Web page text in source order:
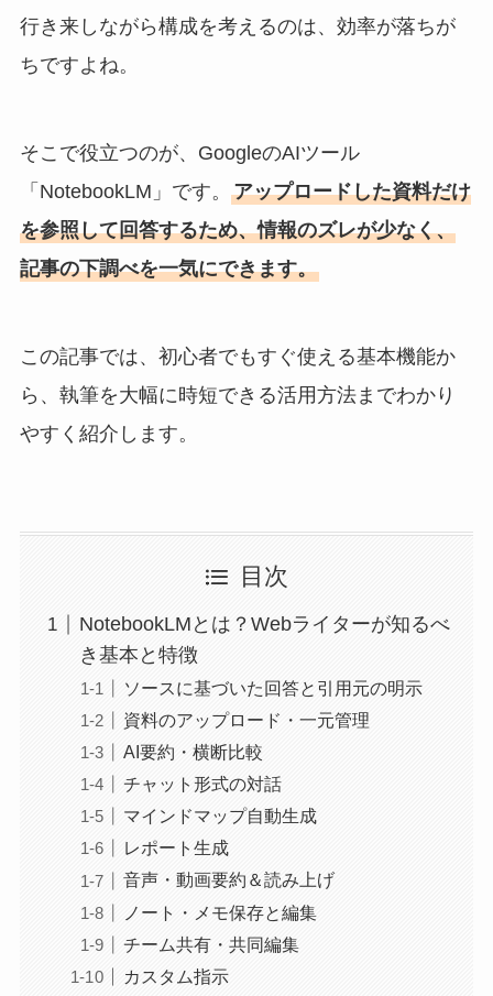
行き来しながら構成を考えるのは、効率が落ちが
ちですよね。
そこで役立つのが、GoogleのAIツール
「NotebookLM」です。 アップロードした資料だけ
を参照して回答するため、情報のズレが少なく、
記事の下調べを一気にできます。
この記事では、初心者でもすぐ使える基本機能か
ら、執筆を大幅に時短できる活用方法までわかり
やすく紹介します。
目次
NotebookLMとは？Webライターが知るべ
き基本と特徴
ソースに基づいた回答と引用元の明示
資料のアップロード・一元管理
AI要約・横断比較
チャット形式の対話
マインドマップ自動生成
レポート生成
音声・動画要約＆読み上げ
ノート・メモ保存と編集
チーム共有・共同編集
カスタム指示